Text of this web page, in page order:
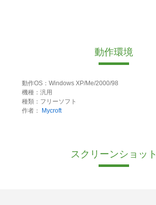
動作環境
動作OS：Windows XP/Me/2000/98
機種：汎用
種類：フリーソフト
作者：
Mycroft
スクリーンショット